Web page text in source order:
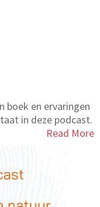
boek en ervaringen
in deze podcast.
Read More